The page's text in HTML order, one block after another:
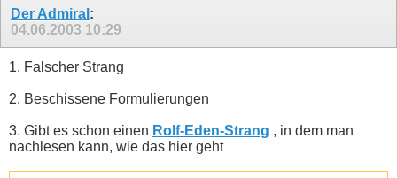
Der Admiral :
04.06.2003 10:29
1. Falscher Strang
2. Beschissene Formulierungen
3. Gibt es schon einen Rolf-Eden-Strang , in dem man
nachlesen kann, wie das hier geht